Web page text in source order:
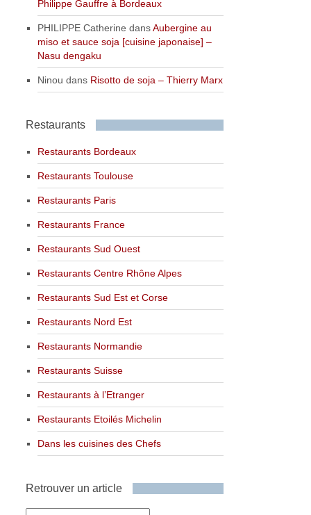
Philippe Gauffre à Bordeaux
PHILIPPE Catherine dansAubergine au
miso et sauce soja [cuisine japonaise] –
Nasu dengaku
Ninou dans Risotto de soja – Thierry Marx
Restaurants
Restaurants Bordeaux
Restaurants Toulouse
Restaurants Paris
Restaurants France
Restaurants Sud Ouest
Restaurants Centre Rhône Alpes
Restaurants Sud Est et Corse
Restaurants Nord Est
Restaurants Normandie
Restaurants Suisse
Restaurants à l’Etranger
Restaurants Etoilés Michelin
Dans les cuisines des Chefs
Retrouver un article